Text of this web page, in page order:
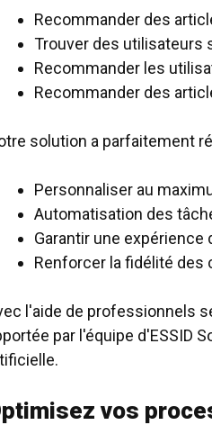
Recommander des
Trouver des utilisateurs
Recommander les
Recommander des
solution a parfaitement
Personnaliser au
Automatisation des
Garantir une
Renforcer la fidélité des
l'aide de professionnels
par l'équipe d'ESSID
vos